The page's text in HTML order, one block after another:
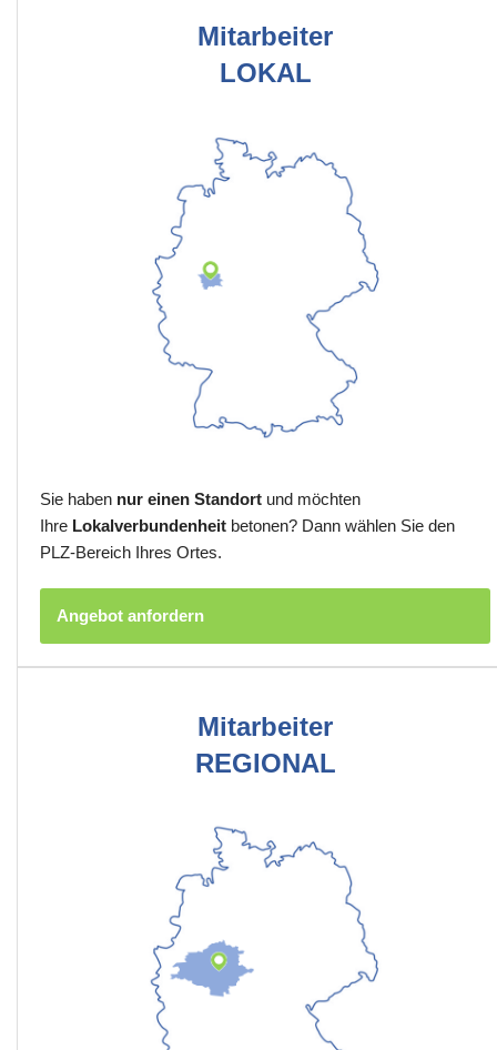
Mitarbeiter
LOKAL
Sie haben nur einen Standort und möchten
Ihre Lokalverbundenheit betonen? Dann wählen Sie den
PLZ-Bereich Ihres Ortes.
Angebot anfordern
Mitarbeiter
REGIONAL